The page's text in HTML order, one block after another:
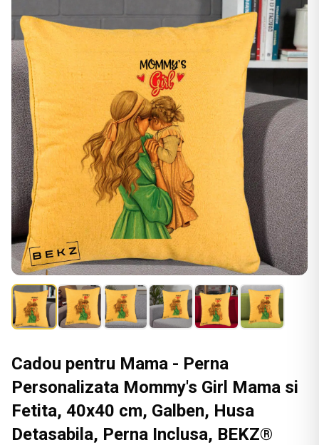
Cadou pentru Mama - Perna
Personalizata Mommy's Girl Mama si
Fetita, 40x40 cm, Galben, Husa
Detasabila, Perna Inclusa, BEKZ®